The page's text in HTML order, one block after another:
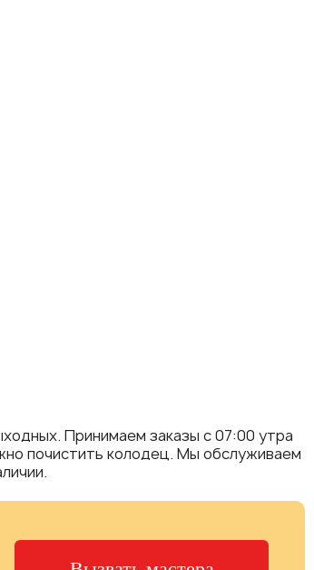
Принимаем заказы с 07:00 утра
почистить колодец. Мы обслуживаем